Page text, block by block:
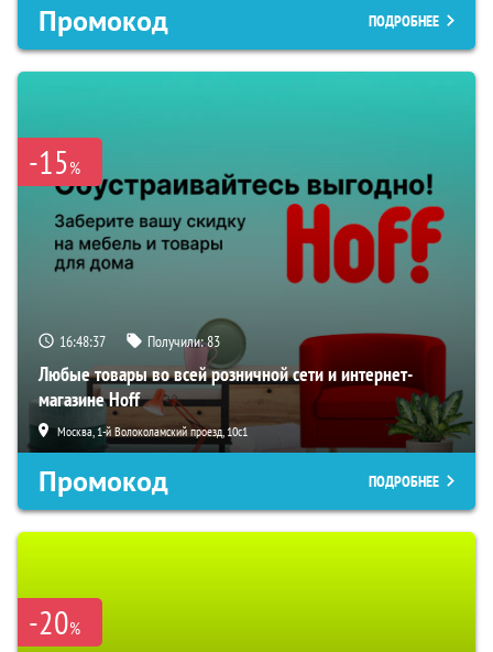
Промокод ПОДРОБНЕЕ
-15%
16:48:36 Получили:83
Любые товары во всей розничной сети и интернет-
магазине Hoff
Москва, 1-й Волоколамский проезд, 10с1
Промокод ПОДРОБНЕЕ
-20%